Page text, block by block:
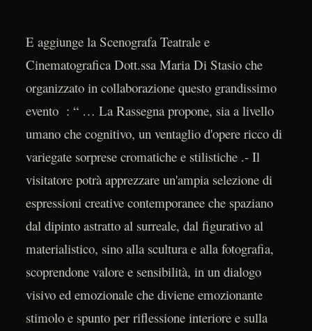
E aggiunge la Scenografa Teatrale e
Cinematografica Dott.ssa Maria Di Stasio che
organizzato in collaborazione questo grandissimo
evento : “ … La Rassegna propone, sia a livello
umano che cognitivo, un ventaglio d'opere ricco di
variegate sorprese cromatiche e stilistiche .- Il
visitatore potrà apprezzare un'ampia selezione di
espressioni creative contemporanee che spaziano
dal dipinto astratto al surreale, dal figurativo al
materialistico, sino alla scultura e alla fotografia,
scoprendone valore e sensibilità, in un dialogo
visivo ed emozionale che diviene emozionante
stimolo e spunto per riflessione interiore e sulla